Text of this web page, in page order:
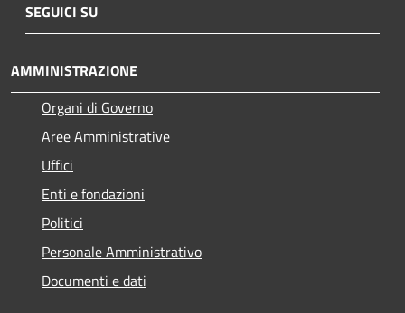
SEGUICI SU
AMMINISTRAZIONE
Organi di Governo
Aree Amministrative
Uffici
Enti e fondazioni
Politici
Personale Amministrativo
Documenti e dati